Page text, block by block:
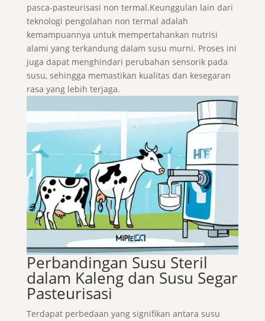
pasca-pasteurisasi non termal.Keunggulan lain dari
teknologi pengolahan non termal adalah
kemampuannya untuk mempertahankan nutrisi
alami yang terkandung dalam susu murni. Proses ini
juga dapat menghindari perubahan sensorik pada
susu, sehingga memastikan kualitas dan kesegaran
rasa yang lebih terjaga.
Perbandingan Susu Steril
dalam Kaleng dan Susu Segar
Pasteurisasi
Terdapat perbedaan yang signifikan antara susu